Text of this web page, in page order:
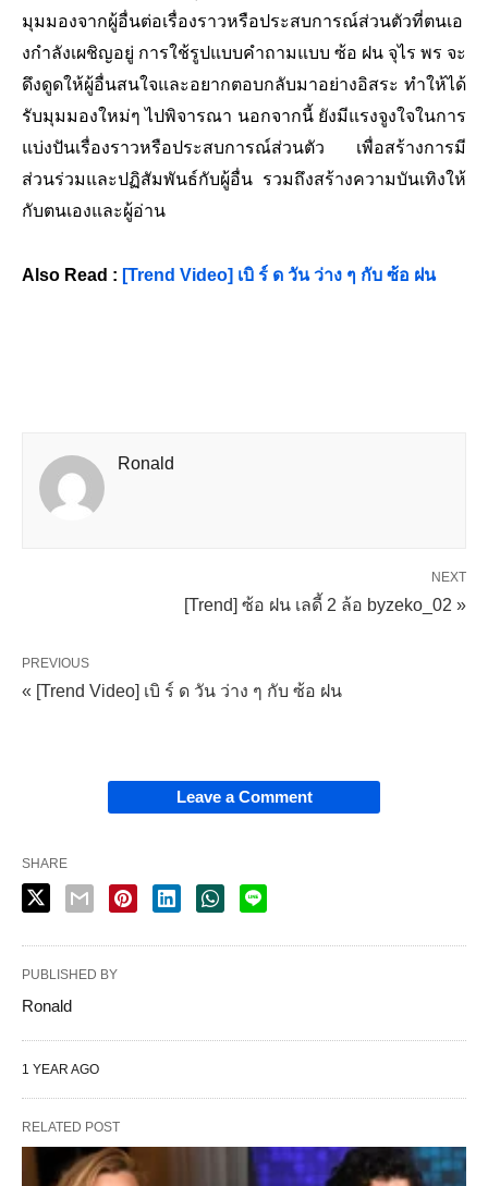
มุมมองจากผู้อื่นต่อเรื่องราวหรือประสบการณ์ส่วนตัวที่ตนเอ
งกําลังเผชิญอยู่ การใช้รูปแบบคําถามแบบ ซ้อ ฝน จุไร พร จะ
ดึงดูดให้ผู้อื่นสนใจและอยากตอบกลับมาอย่างอิสระ ทําให้ได้
รับมุมมองใหม่ๆ ไปพิจารณา นอกจากนี้ ยังมีแรงจูงใจในการ
แบ่งปันเรื่องราวหรือประสบการณ์ส่วนตัว เพื่อสร้างการมี
ส่วนร่วมและปฏิสัมพันธ์กับผู้อื่น รวมถึงสร้างความบันเทิงให้
กับตนเองและผู้อ่าน
Also Read : [Trend Video] เบิ ร์ ด วัน ว่าง ๆ กับ ซ้อ ฝน
Ronald
NEXT
[Trend] ซ้อ ฝน เลดี้ 2 ล้อ byzeko_02 »
PREVIOUS
« [Trend Video] เบิ ร์ ด วัน ว่าง ๆ กับ ซ้อ ฝน
Leave a Comment
SHARE
PUBLISHED BY
Ronald
1 YEAR AGO
RELATED POST